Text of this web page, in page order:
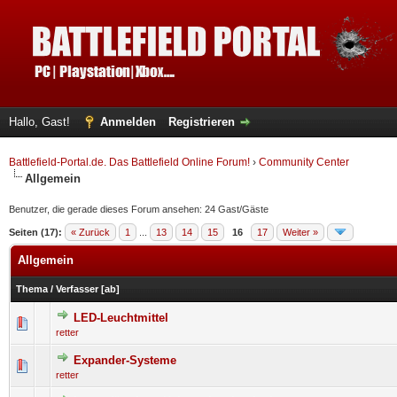
Hallo, Gast! Anmelden Registrieren
Battlefield-Portal.de. Das Battlefield Online Forum! › Community Center
Allgemein
Benutzer, die gerade dieses Forum ansehen: 24 Gast/Gäste
Seiten (17): « Zurück 1 13 14 15 16 17 Weiter »
Allgemein
Thema / Verfasser [ab]
LED-Leuchtmittel
retter
0 Bewertung(en) - 0 von 5 durchschnittlich
Expander-Systeme
retter
0 Bewertung(en) - 0 von 5 durchschnittlich